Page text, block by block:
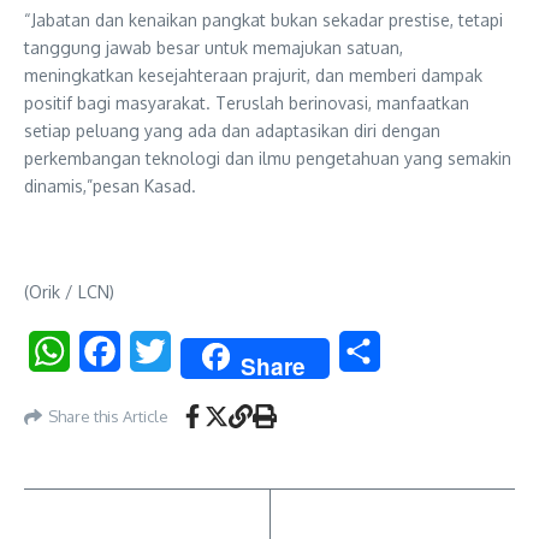
“Jabatan dan kenaikan pangkat bukan sekadar prestise, tetapi
tanggung jawab besar untuk memajukan satuan,
meningkatkan kesejahteraan prajurit, dan memberi dampak
positif bagi masyarakat. Teruslah berinovasi, manfaatkan
setiap peluang yang ada dan adaptasikan diri dengan
perkembangan teknologi dan ilmu pengetahuan yang semakin
dinamis,”pesan Kasad.
(Orik / LCN)
WhatsAppFacebookTwitter Share
Share this Article